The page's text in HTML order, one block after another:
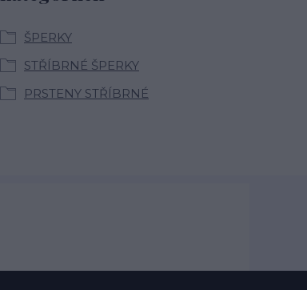
ŠPERKY
STŘÍBRNÉ ŠPERKY
PRSTENY STŘÍBRNÉ